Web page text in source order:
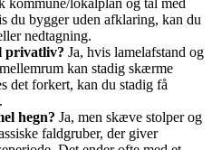
kommune/lokalplan og tal med
du bygger uden afklaring, kan du
nedtagning.
privatliv? Ja, hvis lamelafstand og
kan stadig skærme
forkert, kan du stadig få
hegn? Ja, men skæve stolper og
faldgruber, der giver